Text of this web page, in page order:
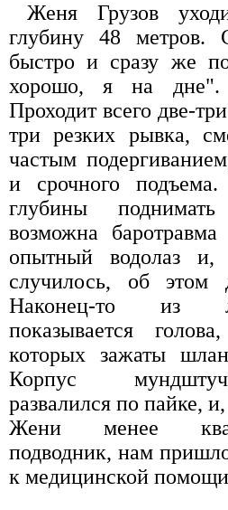
Женя Грузов
глубину 48 метров.
быстро и сразу же
хорошо, я на дне".
Проходит всего две-
три резких рывка,
частым
и срочного
глубины
возможна
опытный водолаз
случилось, об этом
Наконец-то из
показывается
которых зажаты
Корпус
развалился по пайке,
Жени менее
подводник, нам
к медицинской